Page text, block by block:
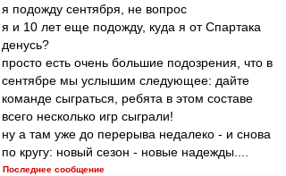
я подожду сентября, не вопрос
я и 10 лет еще подожду, куда я от Спартака
денусь?
просто есть очень большие подозрения, что в
сентябре мы услышим следующее: дайте
команде сыграться, ребята в этом составе
всего несколько игр сыграли!
ну а там уже до перерыва недалеко - и снова
по кругу: новый сезон - новые надежды....
Последнее сообщение